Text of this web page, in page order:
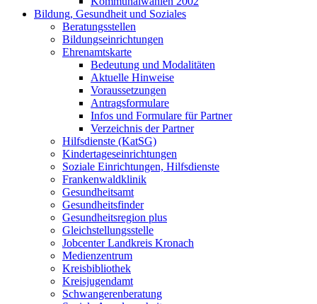
Bildung, Gesundheit und Soziales
Beratungsstellen
Bildungseinrichtungen
Ehrenamtskarte
Bedeutung und Modalitäten
Aktuelle Hinweise
Voraussetzungen
Antragsformulare
Infos und Formulare für Partner
Verzeichnis der Partner
Hilfsdienste (KatSG)
Kindertageseinrichtungen
Soziale Einrichtungen, Hilfsdienste
Frankenwaldklinik
Gesundheitsamt
Gesundheitsfinder
Gesundheitsregion plus
Gleichstellungsstelle
Jobcenter Landkreis Kronach
Medienzentrum
Kreisbibliothek
Kreisjugendamt
Schwangerenberatung